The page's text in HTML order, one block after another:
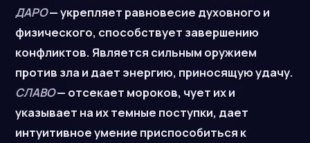
ДАРО— укрепляет равновесие духовного и
физического, способствует завершению
конфликтов. Является сильным оружием
против зла и дает энергию, приносящую удачу.
СЛАВО— отсекает мороков, чует их и
указывает на их темные поступки, дает
интуитивное умение приспособиться к